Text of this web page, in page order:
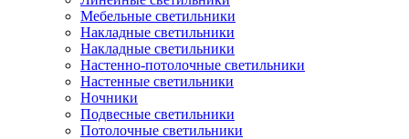
Мебельные светильники
Накладные светильники
Накладные светильники
Настенно-потолочные светильники
Настенные светильники
Ночники
Подвесные светильники
Потолочные светильники